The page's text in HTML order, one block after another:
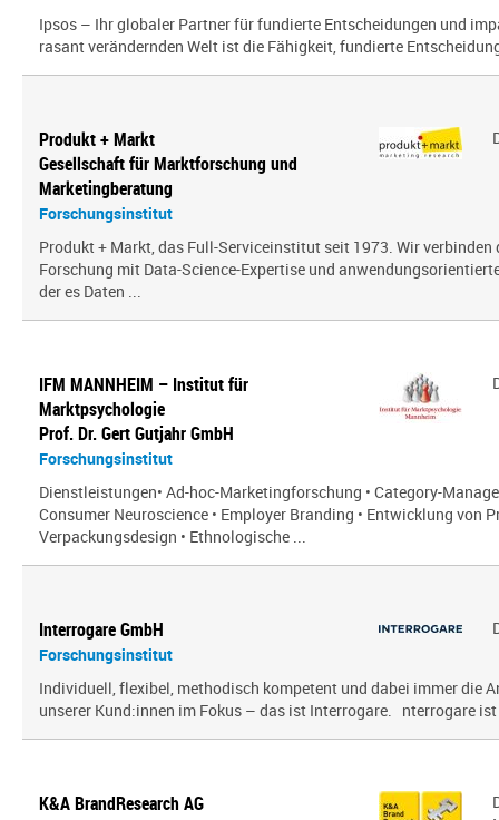
Ipsos – Ihr globaler Partner für fundierte Entscheidungen und
rasant verändernden Welt ist die Fähigkeit, fundierte
Produkt + Markt
Gesellschaft für Marktforschung und
Marketingberatung
Forschungsinstitut
Produkt + Markt, das Full-Serviceinstitut seit 1973. Wir
Forschung mit Data-Science-Expertise und
der es Daten ...
IFM MANNHEIM – Institut für
Marktpsychologie
Prof. Dr. Gert Gutjahr GmbH
Forschungsinstitut
Dienstleistungen• Ad-hoc-Marketingforschung • Category-
Consumer Neuroscience • Employer Branding • Entwicklung von
Verpackungsdesign • Ethnologische ...
Interrogare GmbH
Forschungsinstitut
Individuell, flexibel, methodisch kompetent und dabei immer die
unserer Kund:innen im Fokus – das ist Interrogare. nterrogare
K&A BrandResearch AG